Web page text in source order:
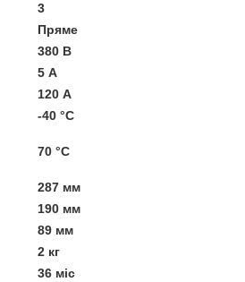
3
Пряме
380 В
5 А
120 А
-40 °С
70 °С
287 мм
190 мм
89 мм
2 кг
36 міс